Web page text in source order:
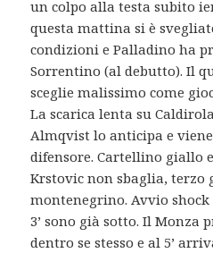
un colpo alla testa subito
questa mattina si è
condizioni e Palladino ha
Sorrentino (al debutto). Il
sceglie malissimo come
La scarica lenta su
Almqvist lo anticipa e
difensore. Cartellino giallo
Krstovic non sbaglia, terzo
montenegrino. Avvio
3’ sono già sotto. Il Monza
dentro se stesso e al 5’